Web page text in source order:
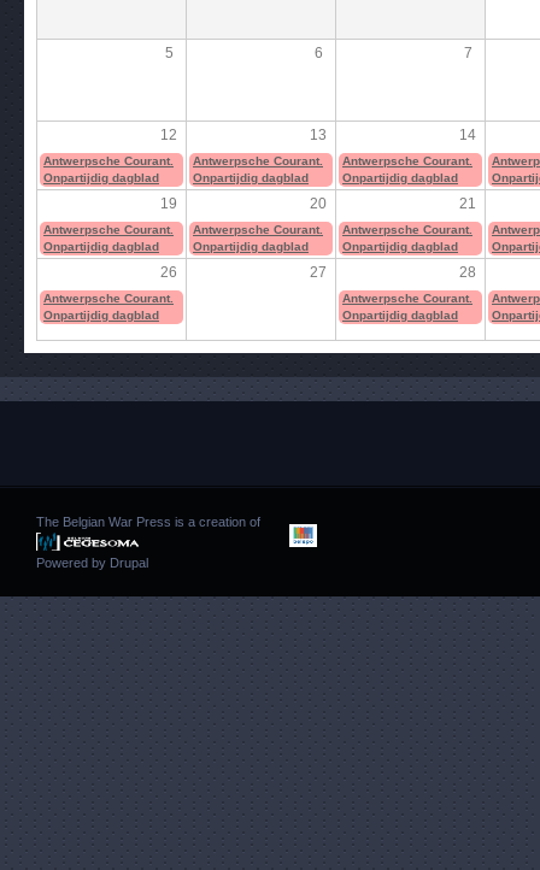
5 6 7
12 13 14
Antwerpsche Courant.
Onpartijdig dagblad
Antwerpsche Courant.
Onpartijdig dagblad
Antwerpsche Courant.
Onpartijdig dagblad
19 20 21
Antwerpsche Courant.
Onpartijdig dagblad
Antwerpsche Courant.
Onpartijdig dagblad
Antwerpsche Courant.
Onpartijdig dagblad
26 27 28
Antwerpsche Courant.
Onpartijdig dagblad
Antwerpsche Courant.
Onpartijdig dagblad
The Belgian War Press is a creation of
Powered by Drupal